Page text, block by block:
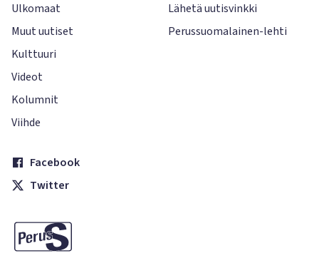
Ulkomaat
Muut uutiset
Kulttuuri
Videot
Kolumnit
Viihde
Lähetä uutisvinkki
Perussuomalainen-lehti
Facebook
Twitter